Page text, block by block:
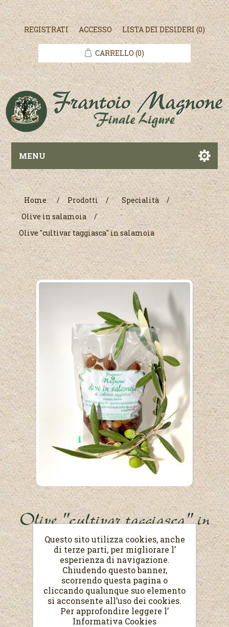
REGISTRATI ACCESSO LISTA DEI DESIDERI(0)
CARRELLO (0)
MENU
Home / Prodotti / Specialità
/
Olive in salamoia
/
Olive "cultivar taggiasca" in salamoia
Olive "cultivar taggiasca" in
salamoia
Peso netto 450 g / sgocciolato 250 g
€4,50
(Prezzo al Kg. €18,00)
Questo sito utilizza cookies, anche
di terze parti, per migliorare l’
esperienza di navigazione.
Chiudendo questo banner,
scorrendo questa pagina o
cliccando qualunque suo elemento
si acconsente all’uso dei cookies.
Per approfondire leggere l’
Informativa Cookies